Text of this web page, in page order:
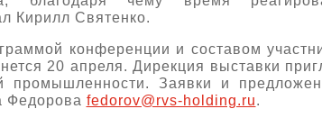
Кирилл Святенко.
конференции и составом
20 апреля. Дирекция выставки
промышленности. Заявки и
Федорова fedorov@rvs-holding.ru.